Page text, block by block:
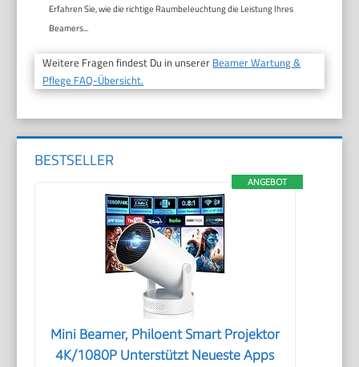
Erfahren Sie, wie die richtige Raumbeleuchtung die Leistung Ihres
Beamers...
Weitere Fragen findest Du in unserer Beamer Wartung &
Pflege FAQ-Übersicht.
BESTSELLER
ANGEBOT
Mini Beamer, Philoent Smart Projektor
4K/1080P Unterstützt Neueste Apps